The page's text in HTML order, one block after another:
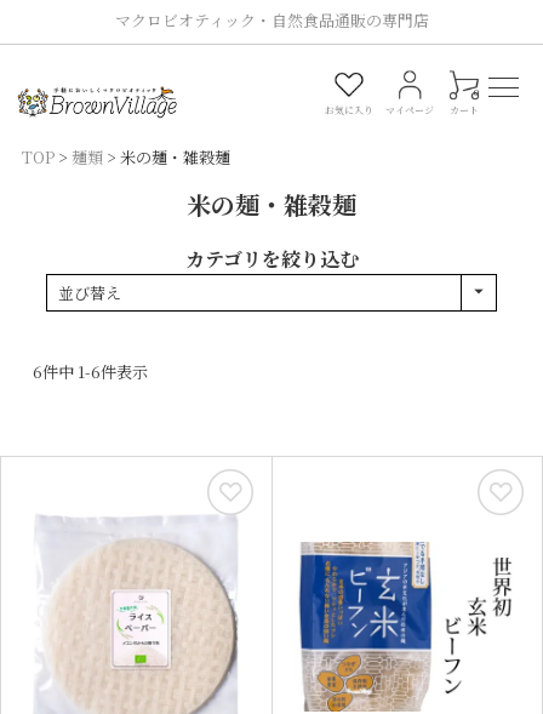
マクロビオティック・自然食品通販の専門店
お気に入り マイページ カート
0
TOP 麺類 米の麺・雑穀麺
米の麺・雑穀麺
カテゴリを絞り込む
並び替え
6件中 1-6件表示